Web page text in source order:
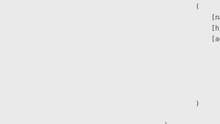
                        (
                        )